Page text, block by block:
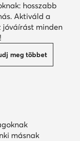
hosszabb
Aktiváld a
jóváírást minden
meg többet
másnak